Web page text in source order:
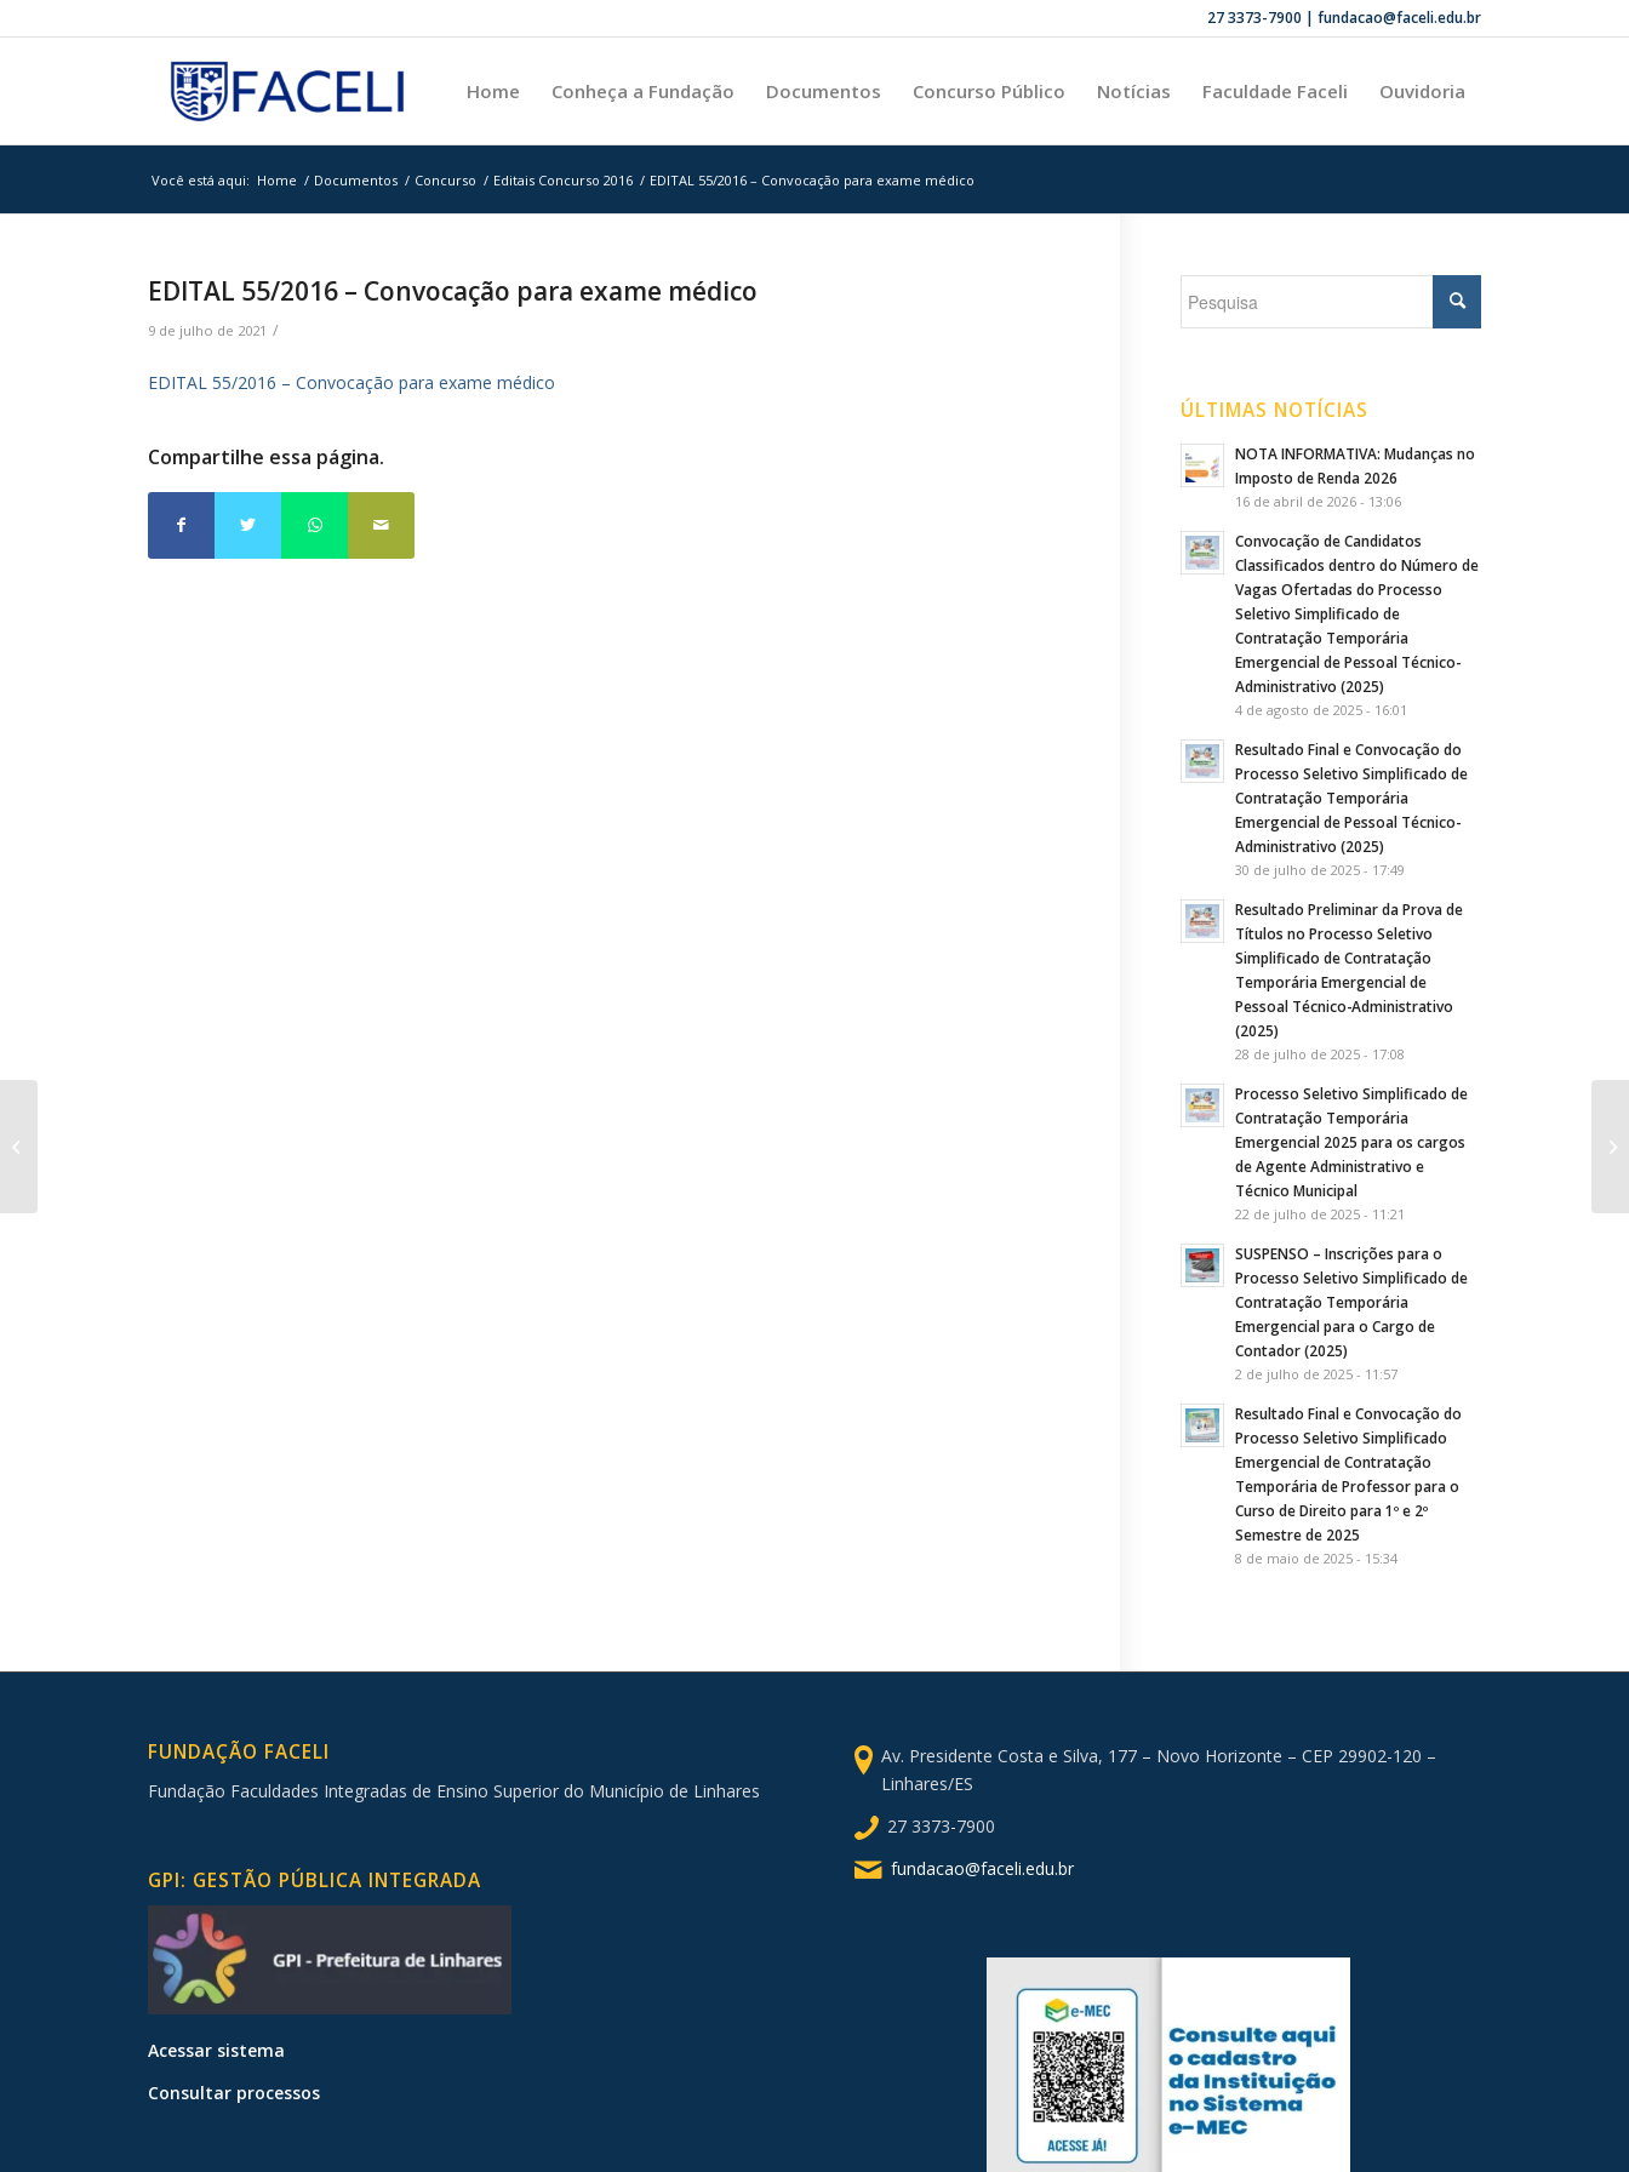
27 3373-7900 | fundacao@faceli.edu.br
Home Conheça a Fundação Documentos Concurso Público Notícias Faculdade Faceli Ouvidoria
Você está aqui: Home / Documentos / Concurso / Editais Concurso 2016 / EDITAL 55/2016 – Convocação para exame médico
EDITAL 55/2016 – Convocação para exame médico
9 de julho de 2021 /
EDITAL 55/2016 – Convocação para exame médico
Compartilhe essa página.
ÚLTIMAS NOTÍCIAS
NOTA INFORMATIVA: Mudanças no
Imposto de Renda 2026
16 de abril de 2026 - 13:06
Convocação de Candidatos
Classificados dentro do Número de
Vagas Ofertadas do Processo
Seletivo Simplificado de
Contratação Temporária
Emergencial de Pessoal Técnico-
Administrativo (2025)
4 de agosto de 2025 - 16:01
Resultado Final e Convocação do
Processo Seletivo Simplificado de
Contratação Temporária
Emergencial de Pessoal Técnico-
Administrativo (2025)
30 de julho de 2025 - 17:49
Resultado Preliminar da Prova de
Títulos no Processo Seletivo
Simplificado de Contratação
Temporária Emergencial de
Pessoal Técnico-Administrativo
(2025)
28 de julho de 2025 - 17:08
Processo Seletivo Simplificado de
Contratação Temporária
Emergencial 2025 para os cargos
de Agente Administrativo e
Técnico Municipal
22 de julho de 2025 - 11:21
SUSPENSO – Inscrições para o
Processo Seletivo Simplificado de
Contratação Temporária
Emergencial para o Cargo de
Contador (2025)
2 de julho de 2025 - 11:57
Resultado Final e Convocação do
Processo Seletivo Simplificado
Emergencial de Contratação
Temporária de Professor para o
Curso de Direito para 1º e 2º
Semestre de 2025
8 de maio de 2025 - 15:34
FUNDAÇÃO FACELI
Fundação Faculdades Integradas de Ensino Superior do Município de Linhares
GPI: GESTÃO PÚBLICA INTEGRADA
Acessar sistema
Consultar processos
Av. Presidente Costa e Silva, 177 – Novo Horizonte – CEP 29902-120 –
Linhares/ES
27 3373-7900
fundacao@faceli.edu.br